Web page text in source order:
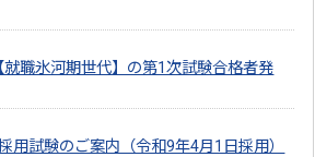
職氷河期世代】の第1次試験合格者発
用試験のご案内（令和9年4月1日採用）